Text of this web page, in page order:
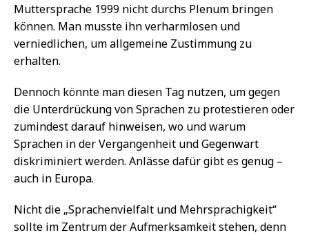
Muttersprache 1999 nicht durchs Plenum bringen
können. Man musste ihn verharmlosen und
verniedlichen, um allgemeine Zustimmung zu
erhalten.
Dennoch könnte man diesen Tag nutzen, um gegen
die Unterdrückung von Sprachen zu protestieren oder
zumindest darauf hinweisen, wo und warum
Sprachen in der Vergangenheit und Gegenwart
diskriminiert werden. Anlässe dafür gibt es genug –
auch in Europa.
Nicht die „Sprachenvielfalt und Mehrsprachigkeit“
sollte im Zentrum der Aufmerksamkeit stehen, denn